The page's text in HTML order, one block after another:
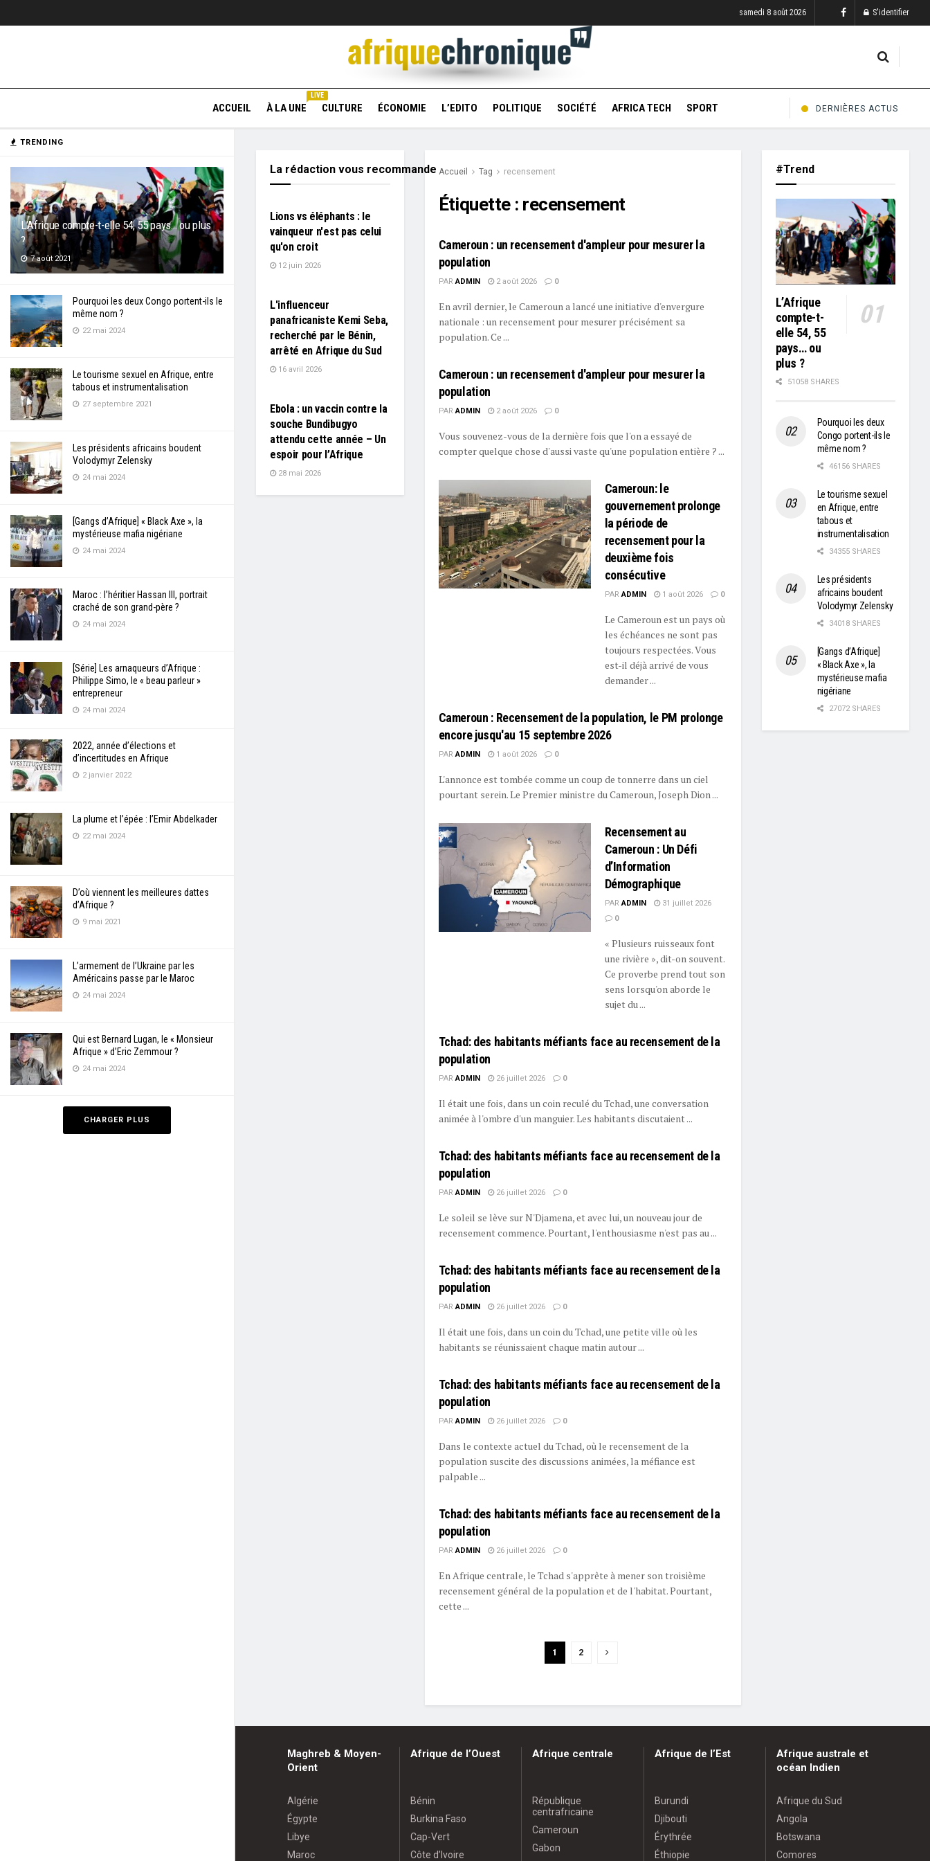
TRENDING
L’Afrique compte-t-elle 54, 55 pays… ou plus
?
7 août 2021
Pourquoi les deux Congo portent-ils le
même nom ?
22 mai 2024
Le tourisme sexuel en Afrique, entre
tabous et instrumentalisation
27 septembre 2021
Les présidents africains boudent
Volodymyr Zelensky
24 mai 2024
[Gangs d’Afrique] « Black Axe », la
mystérieuse mafia nigériane
24 mai 2024
Maroc : l’héritier Hassan III, portrait
craché de son grand-père ?
24 mai 2024
[Série] Les arnaqueurs d’Afrique :
Philippe Simo, le « beau parleur »
entrepreneur
24 mai 2024
2022, année d’élections et
d’incertitudes en Afrique
2 janvier 2022
La plume et l’épée : l’Emir Abdelkader
22 mai 2024
D’où viennent les meilleures dattes
d’Afrique ?
9 mai 2021
L’armement de l’Ukraine par les
Américains passe par le Maroc
24 mai 2024
Qui est Bernard Lugan, le « Monsieur
Afrique » d’Eric Zemmour ?
24 mai 2024
CHARGER PLUS
samedi 8 août 2026 S'identifier
ACCUEIL À LA UNE
LIVE
CULTURE ÉCONOMIE L’EDITO POLITIQUE SOCIÉTÉ AFRICA TECH SPORT DERNIÈRES ACTUS
Accueil Tag recensement
Étiquette : recensement
Cameroun : un recensement d'ampleur pour mesurer la
population
PAR ADMIN 2 août 2026 0
En avril dernier, le Cameroun a lancé une initiative d'envergure
nationale : un recensement pour mesurer précisément sa
population. Ce ...
Cameroun : un recensement d'ampleur pour mesurer la
population
PAR ADMIN 2 août 2026 0
Vous souvenez-vous de la dernière fois que l'on a essayé de
compter quelque chose d'aussi vaste qu'une population entière ? ...
Cameroun: le
gouvernement prolonge
la période de
recensement pour la
deuxième fois
consécutive
PAR ADMIN 1 août 2026 0
Le Cameroun est un pays où
les échéances ne sont pas
toujours respectées. Vous
est-il déjà arrivé de vous
demander ...
Cameroun : Recensement de la population, le PM prolonge
encore jusqu'au 15 septembre 2026
PAR ADMIN 1 août 2026 0
L'annonce est tombée comme un coup de tonnerre dans un ciel
pourtant serein. Le Premier ministre du Cameroun, Joseph Dion ...
Recensement au
Cameroun : Un Défi
d’Information
Démographique
PAR ADMIN
31 juillet 2026
0
« Plusieurs ruisseaux font
une rivière », dit-on souvent.
Ce proverbe prend tout son
sens lorsqu'on aborde le
sujet du ...
Tchad: des habitants méfiants face au recensement de la
population
PAR ADMIN 26 juillet 2026 0
Il était une fois, dans un coin reculé du Tchad, une conversation
animée à l'ombre d'un manguier. Les habitants discutaient ...
Tchad: des habitants méfiants face au recensement de la
population
PAR ADMIN 26 juillet 2026 0
Le soleil se lève sur N'Djamena, et avec lui, un nouveau jour de
recensement commence. Pourtant, l'enthousiasme n'est pas au ...
Tchad: des habitants méfiants face au recensement de la
population
PAR ADMIN 26 juillet 2026 0
Il était une fois, dans un coin du Tchad, une petite ville où les
habitants se réunissaient chaque matin autour ...
Tchad: des habitants méfiants face au recensement de la
population
PAR ADMIN 26 juillet 2026 0
Dans le contexte actuel du Tchad, où le recensement de la
population suscite des discussions animées, la méfiance est
palpable ...
Tchad: des habitants méfiants face au recensement de la
population
PAR ADMIN 26 juillet 2026 0
En Afrique centrale, le Tchad s'apprête à mener son troisième
recensement général de la population et de l'habitat. Pourtant,
cette ...
1 2
La rédaction vous recommande
L'EDITO
Lions vs éléphants : le
vainqueur n'est pas celui
qu'on croit
12 juin 2026
L'influenceur
panafricaniste Kemi Seba,
recherché par le Bénin,
arrêté en Afrique du Sud
16 avril 2026
Ebola : un vaccin contre la
souche Bundibugyo
attendu cette année – Un
espoir pour l’Afrique
28 mai 2026
#Trend
L’Afrique
compte-t-
elle 54, 55
pays… ou
plus ?
51058 SHARES
Pourquoi les deux
Congo portent-ils le
même nom ?
46156 SHARES
Le tourisme sexuel
en Afrique, entre
tabous et
instrumentalisation
34355 SHARES
Les présidents
africains boudent
Volodymyr Zelensky
34018 SHARES
[Gangs d’Afrique]
« Black Axe », la
mystérieuse mafia
nigériane
27072 SHARES
Maghreb & Moyen-
Orient
Algérie
Égypte
Libye
Maroc
Afrique de l’Ouest
Bénin
Burkina Faso
Cap-Vert
Côte d’Ivoire
Afrique centrale
République
centrafricaine
Cameroun
Gabon
Afrique de l’Est
Burundi
Djibouti
Érythrée
Éthiopie
Afrique australe et
océan Indien
Afrique du Sud
Angola
Botswana
Comores